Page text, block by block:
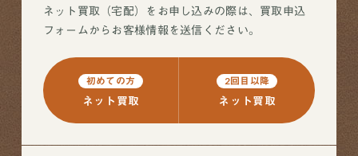
ネット買取（宅配）をお申し込みの際は、買取申込
フォームからお客様情報を送信ください。
初めての方
ネット買取
2回目以降
ネット買取